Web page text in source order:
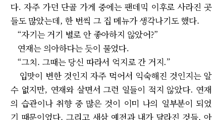
다. 자주 가던 단골 가게 중에는 팬데믹 이후로 사라진 곳
들도 많았는데, 한 번씩 그 집 메뉴가 생각나기도 했다.
“자기는 거기 별로 안 좋아하지 않았어?”
연재는 의아하다는 듯이 물었다.
“그치. 그때는 당신 따라서 억지로 간 거지.”
입맛이 변한 것인지 자주 먹어서 익숙해진 것인지는 알
수 없지만, 연재와 살면서 그런 일들이 적지 않았다. 연재
의 습관이나 취향 중 많은 것이 이미 나의 일부분이 되었
기 때문이었다. 그리고 새삼 예전과 내가 달라진 것들, 아